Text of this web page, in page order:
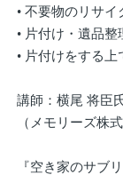
• 不要物のリサ
• 片付け・遺品
• 片付けをする上
講師：横尾 将臣
（メモリーズ株
『空き家のサブリ